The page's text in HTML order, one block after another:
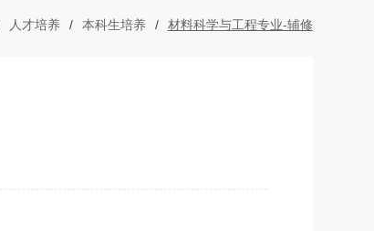
人才培养 / 本科生培养 / 材料科学与工程专业-辅修